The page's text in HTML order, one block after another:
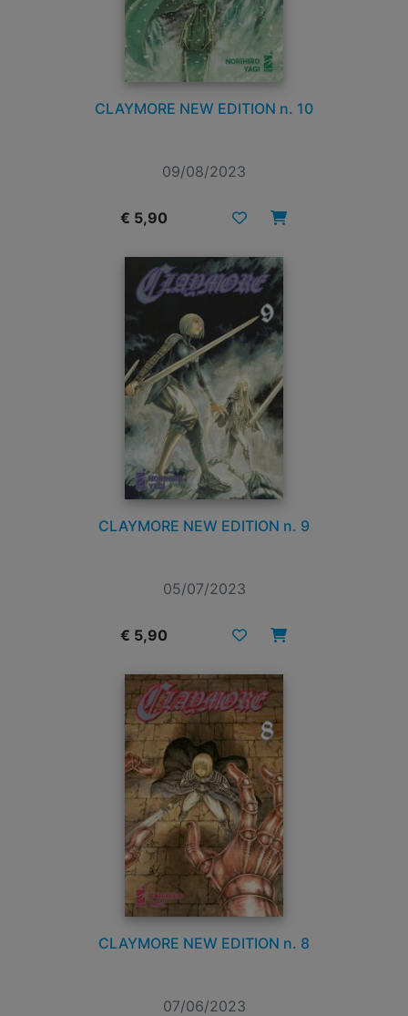
CLAYMORE NEW EDITION n. 10
09/08/2023
€ 5,90
CLAYMORE NEW EDITION n. 9
05/07/2023
€ 5,90
CLAYMORE NEW EDITION n. 8
07/06/2023